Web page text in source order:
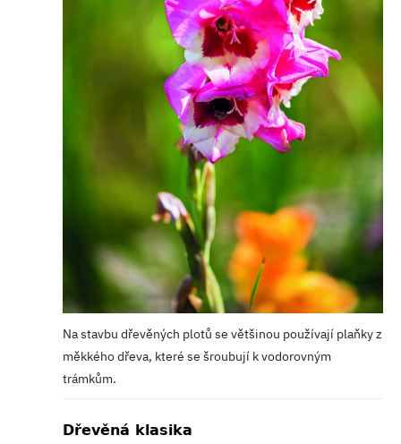
Na stavbu dřevěných plotů se většinou používají plaňky z
měkkého dřeva, které se šroubují k vodorovným
trámkům.
Dřevěná klasika